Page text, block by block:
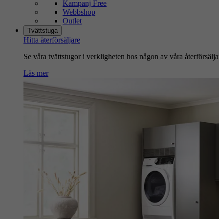
Kampanj Free
Webbshop
Outlet
Tvättstuga
Hitta återförsäljare
Se våra tvättstugor i verkligheten hos någon av våra
Läs mer